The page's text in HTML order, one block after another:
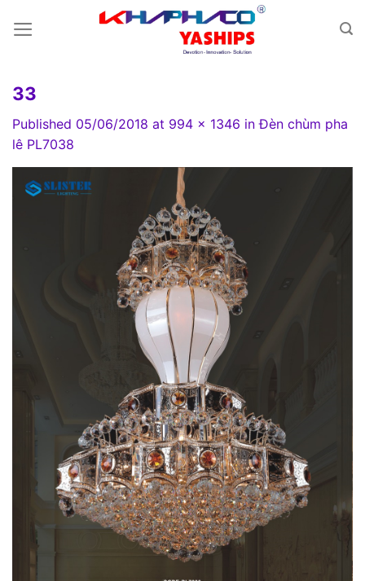
33
Published 05/06/2018 at 994 × 1346 inĐèn chùm pha
lê PL7038